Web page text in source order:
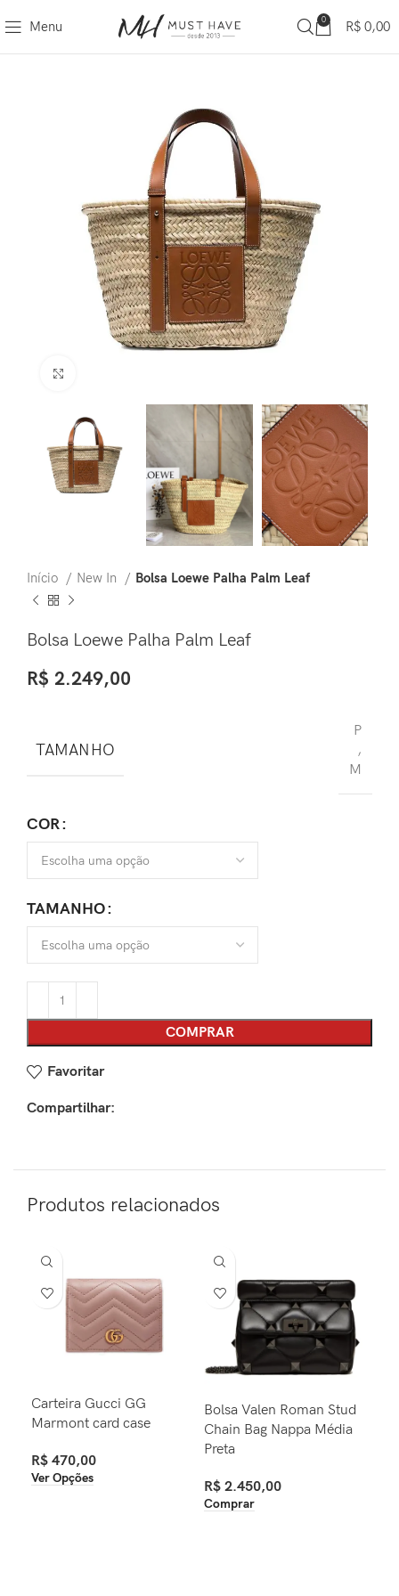
Menu 0 R$ 0,00
Início New In Bolsa Loewe Palha Palm Leaf
Bolsa Loewe Palha Palm Leaf
R$ 2.249,00
TAMANHO
P
,
M
COR
TAMANHO
COMPRAR
Favoritar
Compartilhar:
Produtos relacionados
Carteira Gucci GG
Marmont card case
R$ 470,00
Ver Opções
Bolsa Valen Roman Stud
Chain Bag Nappa Média
Preta
R$ 2.450,00
Comprar